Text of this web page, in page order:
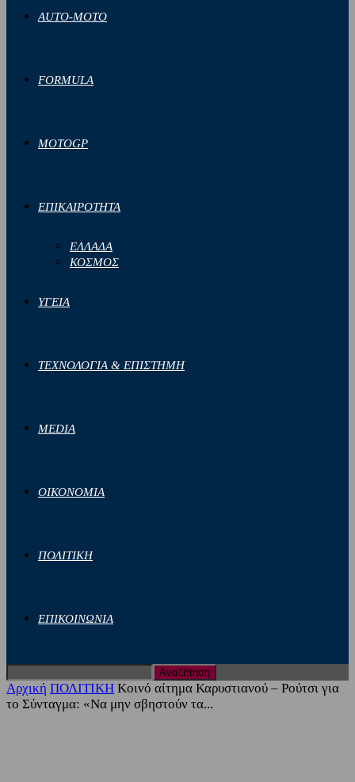
AUTO-MOTO
FORMULA
MOTOGP
ΕΠΙΚΑΙΡΟΤΗΤΑ
ΕΛΛΑΔΑ
ΚΟΣΜΟΣ
ΥΓΕΙΑ
ΤΕΧΝΟΛΟΓΙΑ & ΕΠΙΣΤΗΜΗ
MEDIA
ΟΙΚΟΝΟΜΙΑ
ΠΟΛΙΤΙΚΗ
ΕΠΙΚΟΙΝΩΝΙΑ
Αρχική ΠΟΛΙΤΙΚΗ Κοινό αίτημα Καρυστιανού – Ρούτσι για
το Σύνταγμα: «Να μην σβηστούν τα...